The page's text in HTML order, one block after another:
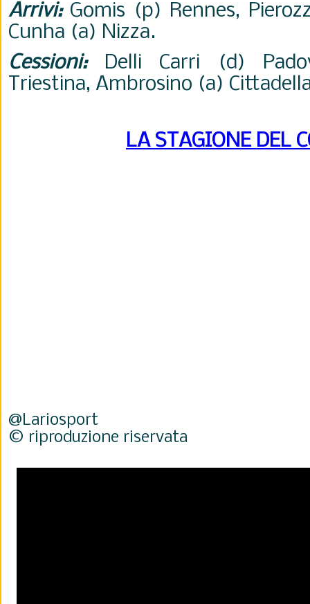
Arrivi: Gomis (p) Rennes,
Cunha (a) Nizza.
Cessioni: Delli Carri (d)
Triestina, Ambrosino (a)
LA STAGIONE DEL
@Lariosport
© riproduzione riservata